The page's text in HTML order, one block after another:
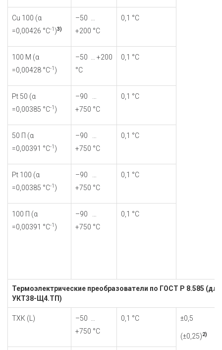
Cu 100 (α
=0,00426 °С-1 )3)
–50 …
+200 °С
0,1 °С
100 М (α
=0,00428 °С-1 )
–50 … +200
°С
0,1 °С
Pt 50 (α
=0,00385 °С-1 )
–90 …
+750 °С
0,1 °С
50 П (α
=0,00391 °С-1 )
–90 …
+750 °С
0,1 °С
Pt 100 (α
=0,00385 °С-1 )
–90 …
+750 °С
0,1 °С
100 П (α
=0,00391 °С-1 )
–90 …
+750 °С
0,1 °С
Термоэлектрические преобразователи по ГОСТ Р 8.585 (для
УКТ38-Щ4.ТП)
TХК (L)
–50 …
+750 °С
0,1 °С ±0,5
(±0,25)2)